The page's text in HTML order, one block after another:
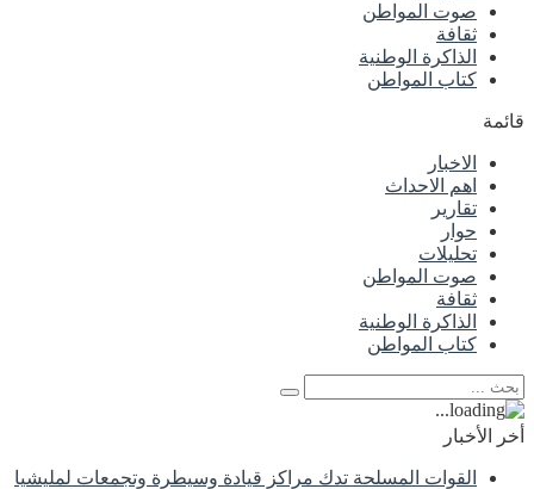
صوت المواطن
ثقافة
الذاكرة الوطنية
كتاب المواطن
قائمة
الاخبار
اهم الاحداث
تقارير
حوار
تحليلات
صوت المواطن
ثقافة
الذاكرة الوطنية
كتاب المواطن
أخر الأخبار
القوات المسلحة تدك مراكز قيادة وسيطرة وتجمعات لمليشيا